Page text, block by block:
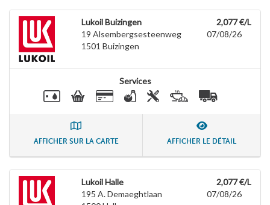
Lukoil Buizingen
19 Alsembergsesteenweg
1501 Buizingen
2,077 €/L
07/08/26
Services
AFFICHER SUR LA CARTE AFFICHER LE DÉTAIL
Lukoil Halle
195 A. Demaeghtlaan
2,077 €/L
07/08/26